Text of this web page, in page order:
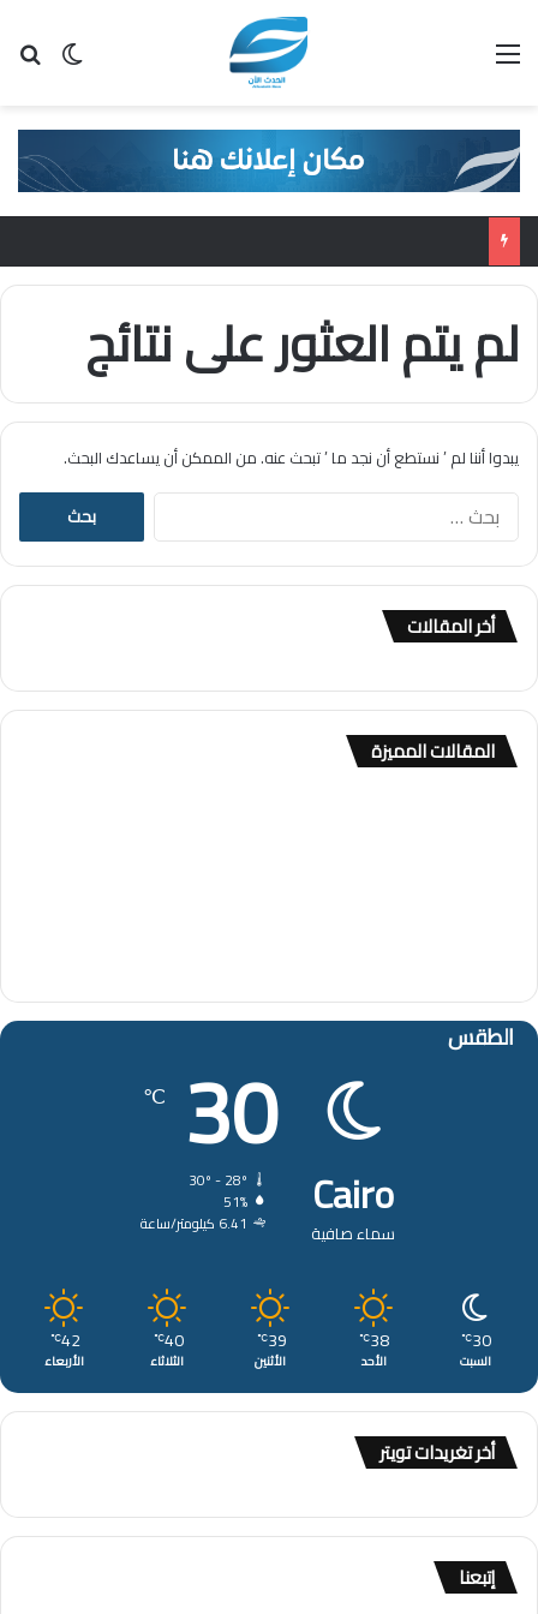
لم يتم العثور على نتائج
يبدوا أننا لم ’ نستطع أن نجد ما ’ تبحث عنه. من الممكن أن يساعدك البحث.
ا
ح
أخر المقالات
المقالات المميزة
الطقس
Cairo
سماء صافية
30
℃
51%
6.41 كيلومتر/ساعة
30
℃
السبت
38
℃
الأحد
39
℃
الأثنين
40
℃
الثلاثاء
42
℃
الأربعاء
أخر تغريدات تويتر
إتبعنا